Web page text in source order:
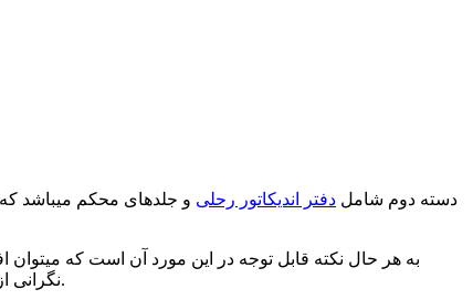
دسته دوم شامل دفتر اندیکاتور رحلی و جلدهای محکم میباشد که
به هر حال نکته قابل توجه در این مورد آن است که میتوان
نگرانی از قیمت بیشتر این محصولات، نسبت به انتخاب و خرید دقیق اقدام نموده و تبلیغاتی در سطح قابل قبول و با هزینه مناسب برای خود داشته باشند.